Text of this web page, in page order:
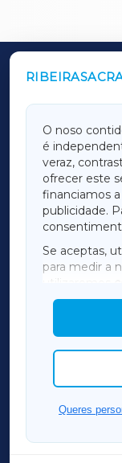
O noso
é
veraz,
ofrecer este
financiamos
publicidade.
Se aceptas,
para medir a
utilizaremos
mostrar
Así mesmo,
cookies que
Queres
OUTROS